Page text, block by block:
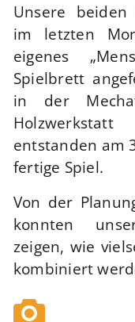
Unsere beiden
im letzten
eigenes
Spielbrett
in der
entstanden am
fertige Spiel.
Von der
konnten
zeigen, wie
kombiniert